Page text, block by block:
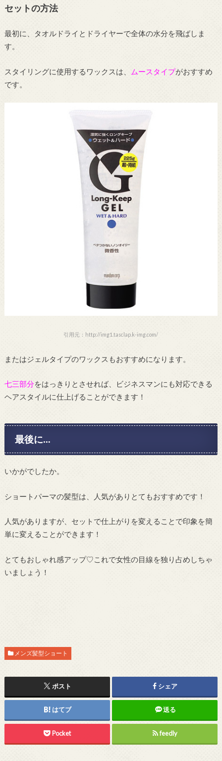
セットの方法
最初に、タオルドライとドライヤーで全体の水分を飛ばしま
す。
スタイリングに使用するワックスは、 ムースタイプがおすすめ
です。
引用元：http://img1.tasclap.k-img.com/
またはジェルタイプのワックスもおすすめになります。
七三部分をはっきりとさせれば、ビジネスマンにも対応できる
ヘアスタイルに仕上げることができます！
最後に…
いかがでしたか。
ショートパーマの髪型は、人気がありとてもおすすめです！
人気がありますが、セットで仕上がりを変えることで印象を簡
単に変えることができます！
とてもおしゃれ感アップ♡これで女性の目線を独り占めしちゃ
いましょう！
メンズ髪型ショート
ポスト シェア
はてブ 送る
Pocket feedly